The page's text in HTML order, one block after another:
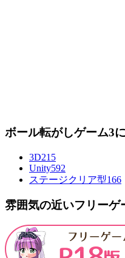
ボール転がしゲーム3
3D215
Unity592
ステージクリア型166
雰囲気の近いフリーゲ